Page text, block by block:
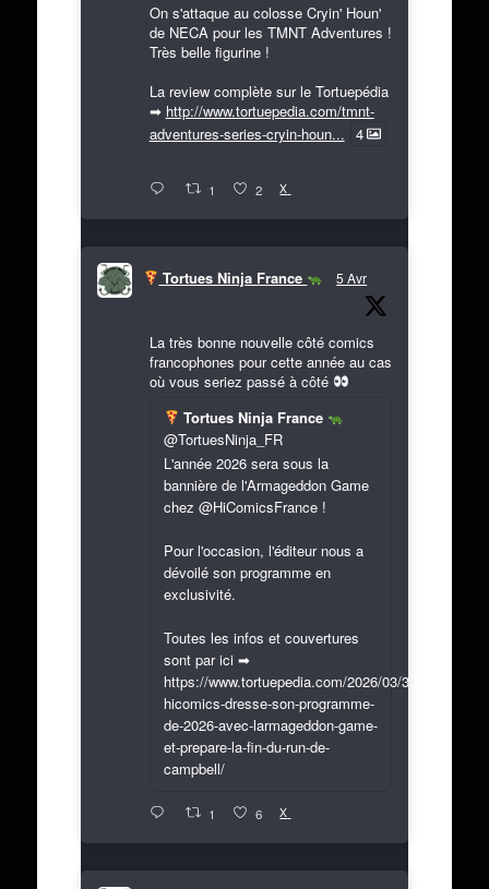
On s'attaque au colosse Cryin' Houn'
de NECA pour les TMNT Adventures !
Très belle figurine !
La review complète sur le Tortuepédia
➡ http://www.tortuepedia.com/tmnt-
adventures-series-cryin-houn... 4
1 2 X
Tortues Ninja France 5 Avr
La très bonne nouvelle côté comics
francophones pour cette année au cas
où vous seriez passé à côté
Tortues Ninja France
@TortuesNinja_FR
L'année 2026 sera sous la
bannière de l'Armageddon Game
chez @HiComicsFrance !
Pour l'occasion, l'éditeur nous a
dévoilé son programme en
exclusivité.
Toutes les infos et couvertures
sont par ici ➡
https://www.tortuepedia.com/2026/03/31/exclusif-
hicomics-dresse-son-programme-
de-2026-avec-larmageddon-game-
et-prepare-la-fin-du-run-de-
campbell/
1 6 X